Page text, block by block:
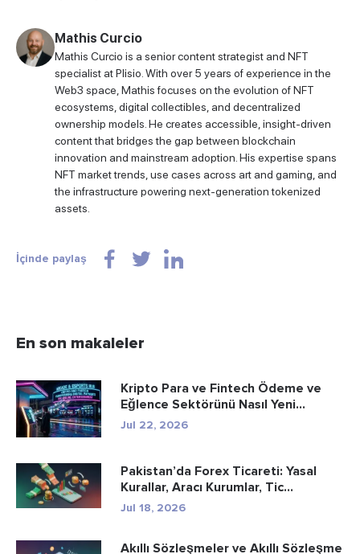
Mathis Curcio
Mathis Curcio is a senior content strategist and NFT
specialist at Plisio. With over 5 years of experience in the
Web3 space, Mathis focuses on the evolution of NFT
ecosystems, digital collectibles, and decentralized
ownership models. He creates accessible, insight-driven
content that bridges the gap between blockchain
innovation and mainstream adoption. His expertise spans
NFT market trends, use cases across art and gaming, and
the infrastructure powering next-generation tokenized
assets.
İçinde paylaş
En son makaleler
Kripto Para ve Fintech Ödeme ve
Eğlence Sektörünü Nasıl Yeni...
Jul 22, 2026
Pakistan’da Forex Ticareti: Yasal
Kurallar, Aracı Kurumlar, Tic...
Jul 18, 2026
Akıllı Sözleşmeler ve Akıllı Sözleşme